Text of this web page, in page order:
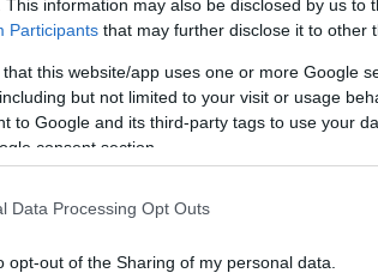
This information may also be disclosed by us to
Participants that may further disclose it to other
that this website/app uses one or more Google
but not limited to your visit or usage
to Google and its third-party tags to use your
consent section.
Data Processing Opt Outs
opt-out of the Sharing of my personal data.
réseau TON
des créateurs deTelegram.
and Exchange Commission) a contraint
1,7 milliard de dollars aux
donc son grand retour six ans plus tard.